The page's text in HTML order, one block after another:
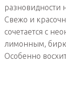
разновидности
Свежо и
сочетается с
лимонным,
Особенно